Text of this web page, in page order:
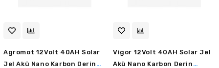
Agromot 12Volt 40AH Solar
Jel Akü Nano Karbon Derin
Vigor 12Volt 40AH Solar Jel
Akü Nano Karbon Derin